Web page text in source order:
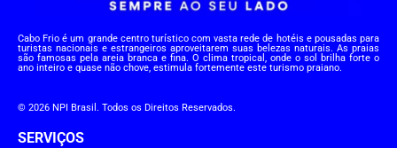
Cabo Frio é um grande centro turístico com vasta rede de hotéis e pousadas para
turistas nacionais e estrangeiros aproveitarem suas belezas naturais. As praias
são famosas pela areia branca e fina. O clima tropical, onde o sol brilha forte o
ano inteiro e quase não chove, estimula fortemente este turismo praiano.
© 2026 NPI Brasil. Todos os Direitos Reservados.
SERVIÇOS